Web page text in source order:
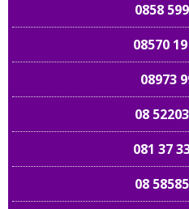
0858
08570
08973
08
081 37
08